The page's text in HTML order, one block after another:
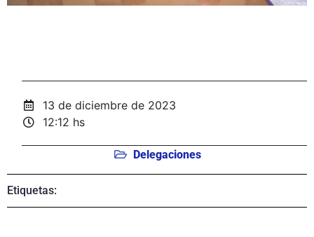
13 de diciembre de 2023
12:12 hs
Delegaciones
Etiquetas: